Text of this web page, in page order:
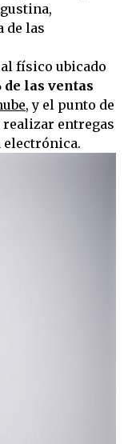
de las
físico ubicado
de las ventas
, y el punto de
realizar entregas
electrónica.